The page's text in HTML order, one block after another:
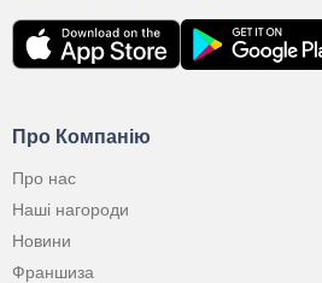
Про Компанію
Про нас
Наші нагороди
Новини
Франшиза